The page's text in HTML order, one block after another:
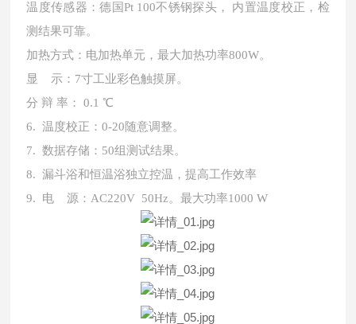
温度传感器：德国Pt 100不锈钢探头， 内置温度校正，检
测结果可靠。
加热方式：电加热单元，最大加热功率800W。
显 示：7寸工业彩色触摸屏。
分 辩 率： 0.1 ℃
6. 温度校正：0-20随意调整。
7. 数据存储：50组测试结果。
8. 漏斗浴和恒温浴独立控温，提高工作效率
9. 电 源：AC220V 50Hz。最大功率1000 W